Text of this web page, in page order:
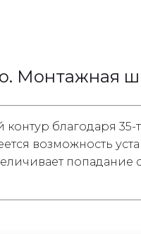
Монтажная
благодаря
возможность